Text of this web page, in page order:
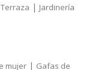
| Jardinería
mujer | Gafas de